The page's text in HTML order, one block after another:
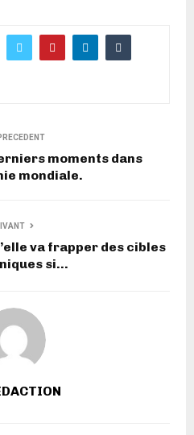
moments dans
mondiale.
va frapper des cibles
si…